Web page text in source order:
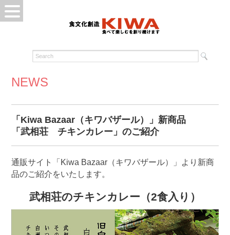
NEWS
「Kiwa Bazaar（キワバザール）」新商品
「武相荘 チキンカレー」のご紹介
通販サイト「Kiwa Bazaar（キワバザール）」より新商
品のご紹介をいたします。
武相荘のチキンカレー（2食入り）